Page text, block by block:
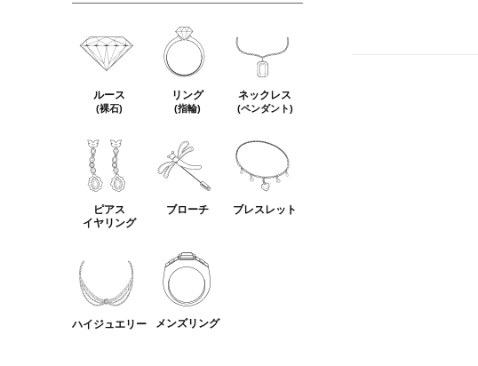
ルース
(裸石)
リング
(指輪)
ネックレス
(ペンダント)
ピアス
イヤリング
ブローチ ブレスレット
ハイジュエリー メンズリング